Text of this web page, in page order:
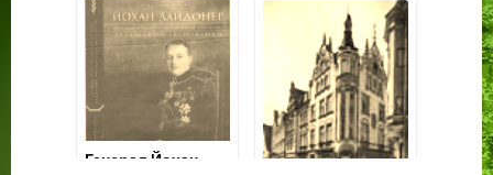
Генерал Йохан